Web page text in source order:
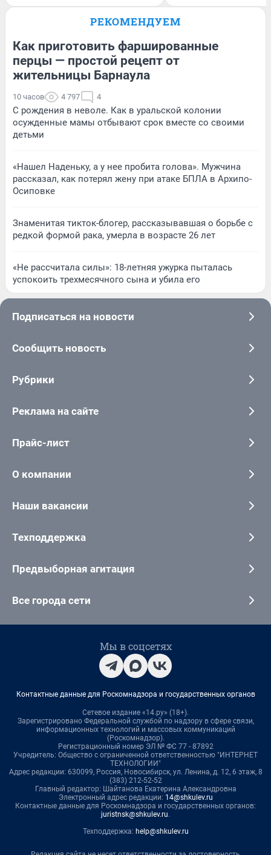
РЕКОМЕНДУЕМ
Как приготовить фаршированные
перцы — простой рецепт от
жительницы Барнаула
10 часов 4 797 4
С рождения в неволе. Как в уральской колонии
осужденные мамы отбывают срок вместе со своими
детьми
«Нашел Наденьку, а у нее пробита голова». Мужчина
рассказал, как потерял жену при атаке БПЛА в Архипо-
Осиповке
Знаменитая тикток-блогер, рассказывавшая о борьбе с
редкой формой рака, умерла в возрасте 26 лет
«Не рассчитала силы»: 18-летняя ужурка пыталась
успокоить трехмесячного сына и убила его
Подписаться на новости
Сообщить новость
Рубрики
Реклама на сайте
Прайс-лист
О компании
Наши вакансии
Техподдержка
Предвыборная агитация
Все города сети
Мы в соцсетях
Контактные данные для Роскомнадзора и государственных органов
Сетевое издание «14.ру» (18+).
Зарегистрировано Федеральной службой по надзору в сфере связи,
информационных технологий и массовых коммуникаций
(Роскомнадзор).
Регистрационный номер ЭЛ № ФС 77 - 87892
Учредитель: Общество с ограниченной ответственностью "ИНТЕРНЕТ
ТЕХНОЛОГИИ"
Адрес редакции: 630099, Россия, Новосибирск, ул. Ленина, д. 12, 6 этаж, 8
(383) 212-52-52
Главный редактор: Шайтанова Екатерина Александровна
Электронный адрес редакции: 14@shkulev.ru
Контактные данные для Роскомнадзора и государственных органов:
juristnsk@shkulev.ru.
Техподдержка: help@shkulev.ru